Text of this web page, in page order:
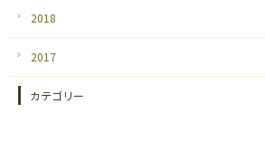
2018
2017
カテゴリー